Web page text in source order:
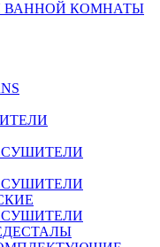
ВАННОЙ КОМНАТЫ